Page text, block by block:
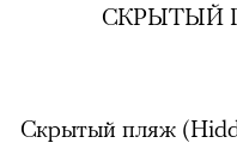
СКРЫТЫЙ
Скрытый пляж